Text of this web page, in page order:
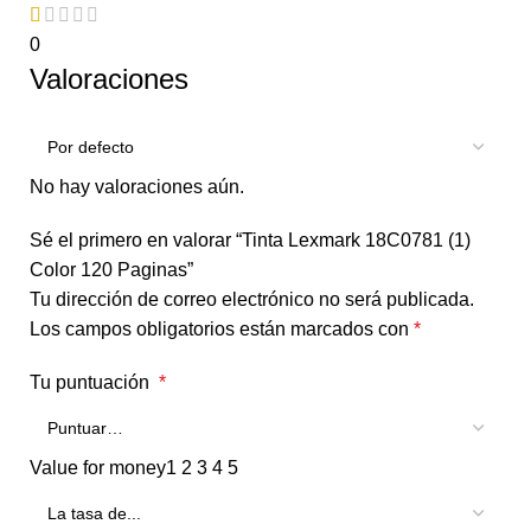
0
Valoraciones
No hay valoraciones aún.
Sé el primero en valorar “Tinta Lexmark 18C0781 (1)
Color 120 Paginas”
Tu dirección de correo electrónico no será publicada.
Los campos obligatorios están marcados con *
Tu puntuación *
Value for money1 2 3 4 5